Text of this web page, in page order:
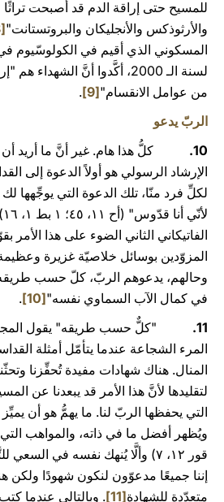
للمسيح حتى إراقة الدم قد أصبحت تراثًا
والأرثوذكس والأنجليكان والبروتستانت"[8]
المسكوني الذي أقيم في الكولوسّيوم في
لسنة الـ 2000، أكَّدوا أنَّ
من عوامل الانقسام"[9]
.
الربّ يدعو
10.
كلُّ هذا هام. غير أنَّ ما أريد
الإرشاد الرسولي هو أولاً الدعوة إلى
لكلِّ فرد منّا، تلك الدعوة التي يوجِّهها
الفاتيكاني الثاني الضوء على هذا الأمر
المزوّدين بوسائل خلاصيّة غزيرة
وحالهم، يدعوهم الربّ، كلّ حسب
في كمال الآب السماوي نفسه"[10]
.
11.
"كلٌّ حسب طريقه" يقول
المرء الشجاعة عندما يتأمّل أمثلة
المنال. هناك شهادات مفيدة تُحفِّزنا
لتقليدها لأنَّ هذا الأمر قد يبعدنا عن
التي يحفظها الربّ لنا. ما يهمُّ هو أن
قور ١۲، ۷) وألَّا يُنهك نفسه في
إننا جميعًا مدعوّون لنكون شهودًا ولكن
متعدّدة للشهادة[11] . وبالتالي عندما